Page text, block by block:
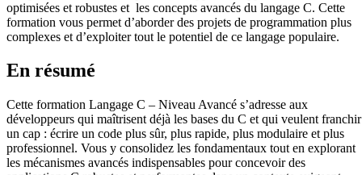
optimisées et robustes et les concepts avancés du langage C. Cette
formation vous permet d’aborder des projets de programmation plus
complexes et d’exploiter tout le potentiel de ce langage populaire.
En résumé
Cette formation Langage C – Niveau Avancé s’adresse aux
développeurs qui maîtrisent déjà les bases du C et qui veulent franchir
un cap : écrire un code plus sûr, plus rapide, plus modulaire et plus
professionnel. Vous y consolidez les fondamentaux tout en explorant
les mécanismes avancés indispensables pour concevoir des